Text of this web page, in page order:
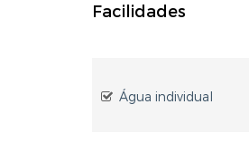
Facilidades
Água individual